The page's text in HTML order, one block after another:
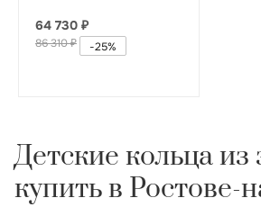
64 730 ₽
86 310₽ -25%
Детские кольца
купить в Ростове-